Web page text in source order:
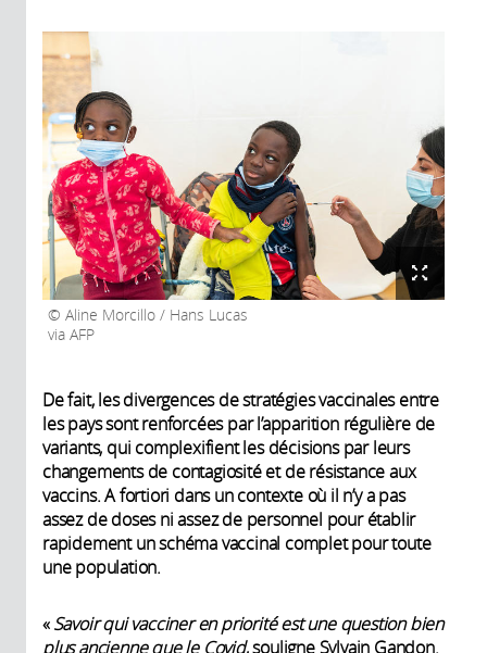
Aline Morcillo / Hans Lucas
via AFP
De fait, les divergences de stratégies vaccinales entre
les pays sont renforcées par l’apparition régulière de
variants, qui complexifient les décisions par leurs
changements de contagiosité et de résistance aux
vaccins. A fortiori dans un contexte où il n’y a pas
assez de doses ni assez de personnel pour établir
rapidement un schéma vaccinal complet pour toute
une population.
«Savoir qui vacciner en priorité est une question bien
plus ancienne que le Covid, souligne Sylvain Gandon.